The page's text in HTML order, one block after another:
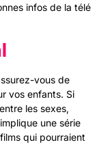
infos de la télé
vous de
vos enfants. Si
les sexes,
une série
qui pourraient